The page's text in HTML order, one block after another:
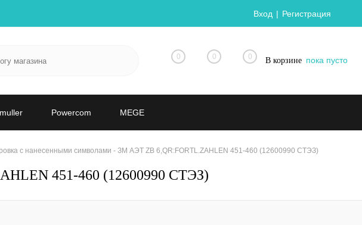
Вход Регистрация
0 0 0 В корзине пока пусто
Powercom MEGE
с нанесенными символами - ЗМ АЭТ ZB 6,QR:FORTL.ZAHLEN 451-460 (12600990 СТЭЗ)
451-460 (12600990 СТЭЗ)